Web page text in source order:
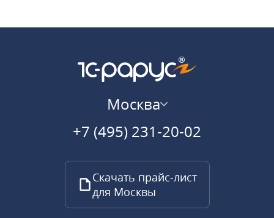
Москва
+7 (495) 231-20-02
Скачать прайс-лист
для Москвы